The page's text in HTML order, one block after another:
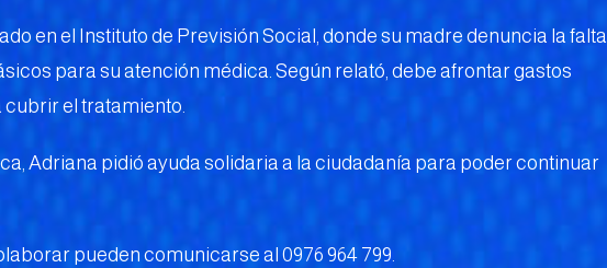
en el Instituto de Previsión Social, donde su madre denuncia la falta
para su atención médica. Según relató, debe afrontar gastos
cubrir el tratamiento.
Adriana pidió ayuda solidaria a la ciudadanía para poder continuar
pueden comunicarse al 0976 964 799.